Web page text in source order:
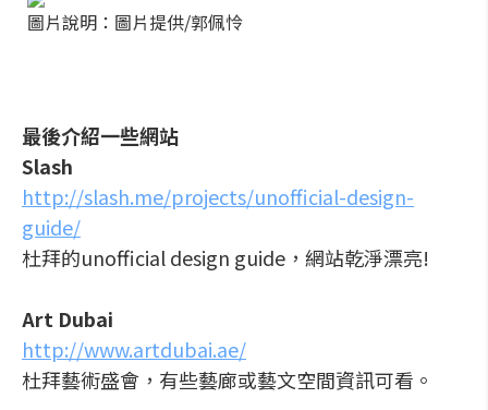
圖片說明：圖片提供/郭佩怜
最後介紹一些網站
Slash
http://slash.me/projects/unofficial-design-
guide/
杜拜的unofficial design guide，網站乾淨漂亮!
Art Dubai
http://www.artdubai.ae/
杜拜藝術盛會，有些藝廊或藝文空間資訊可看。